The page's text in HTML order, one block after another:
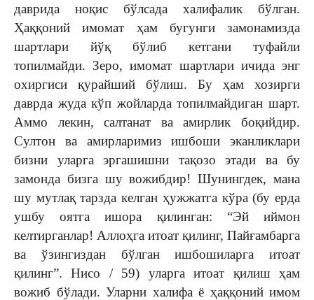
даврида ноқис бўлсада халифалик бўлган.
Ҳаққоний имомат ҳам бугунги замонамизда
шартлари йўқ бўлиб кетгани туфайли
топилмайди. Зеро, имомат шартлари ичида энг
охиргиси қурайший бўлиш. Бу ҳам хозирги
даврда жуда кўп жойларда топилмайдиган шарт.
Аммо лекин, салтанат ва амирлик боқийдир.
Султон ва амирларимиз ишбоши эканликлари
бизни уларга эргашишни тақозо этади ва бу
замонда бизга шу вожибдир! Шунингдек, мана
шу мутлақ тарзда келган ҳужжатга кўра (бу ерда
ушбу оятга ишора қилинган: “Эй иймон
келтирганлар! Аллоҳга итоат қилинг, Пайғамбарга
ва ўзингиздан бўлган ишбошиларга итоат
қилинг”. Нисо / 59) уларга итоат қилиш ҳам
вожиб бўлади. Уларни халифа ё ҳаққоний имом